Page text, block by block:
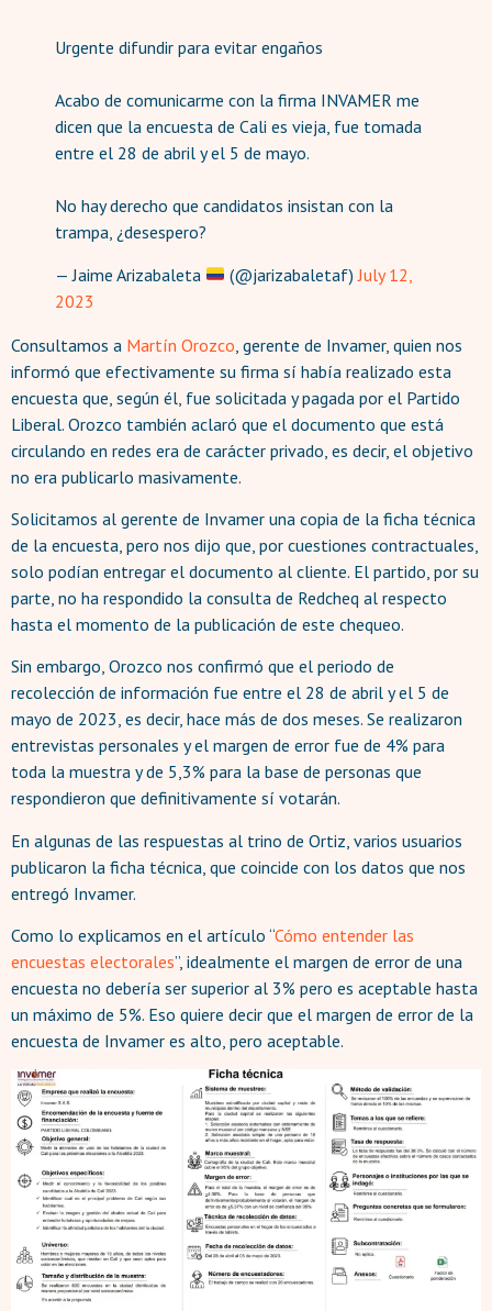
Urgente difundir para evitar engaños
Acabo de comunicarme con la firma INVAMER me
dicen que la encuesta de Cali es vieja, fue tomada
entre el 28 de abril y el 5 de mayo.
No hay derecho que candidatos insistan con la
trampa, ¿desespero?
— Jaime Arizabaleta
(@jarizabaletaf)July 12,
2023
Consultamos a Martín Orozco , gerente de Invamer, quien nos
informó que efectivamente su firma sí había realizado esta
encuesta que, según él, fue solicitada y pagada por el Partido
Liberal. Orozco también aclaró que el documento que está
circulando en redes era de carácter privado, es decir, el objetivo
no era publicarlo masivamente.
Solicitamos al gerente de Invamer una copia de la ficha técnica
de la encuesta, pero nos dijo que, por cuestiones contractuales,
solo podían entregar el documento al cliente. El partido, por su
parte, no ha respondido la consulta de Redcheq al respecto
hasta el momento de la publicación de este chequeo.
Sin embargo, Orozco nos confirmó que el periodo de
recolección de información fue entre el 28 de abril y el 5 de
mayo de 2023, es decir, hace más de dos meses. Se realizaron
entrevistas personales y el margen de error fue de 4% para
toda la muestra y de 5,3% para la base de personas que
respondieron que definitivamente sí votarán.
En algunas de las respuestas al trino de Ortiz, varios usuarios
publicaron la ficha técnica, que coincide con los datos que nos
entregó Invamer.
Como lo explicamos en el artículo “Cómo entender las
encuestas electorales”, idealmente el margen de error de una
encuesta no debería ser superior al 3% pero es aceptable hasta
un máximo de 5%. Eso quiere decir que el margen de error de la
encuesta de Invamer es alto, pero aceptable.